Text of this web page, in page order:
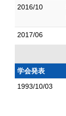
2016/10
2017/06
学会発表
1993/10/03